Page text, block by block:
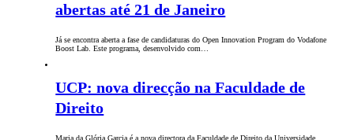
abertas até 21 de Janeiro
Já se encontra aberta a fase de candidaturas do Open Innovation Program do Vodafone
Boost Lab. Este programa, desenvolvido com…
UCP: nova direcção na Faculdade de
Direito
Maria da Glória Garcia é a nova directora da Faculdade de Direito da Universidade